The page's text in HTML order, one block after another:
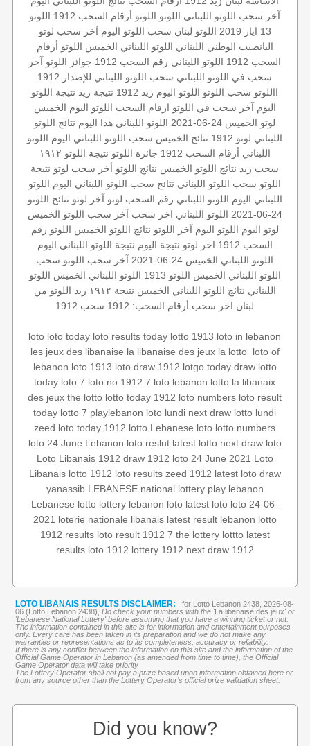
آخر سحب اللوتو اللبناني اللوتو اللوتو أرقام السحب 1912
اللوتو
13 ايار 2019
اللوتو لبنان سحب اللوتو اليوم آخر سحب لوتو
اليانصيب الوطني اللبناني اللوتو اللبناني الخميس اللوتو أرقام
السحب 1912
اللوتو اللبناني رقم السحب 1912 جوائز اللوتو آخر
سحب في اللوتو اللبناني سحب اللوتو اللبناني للإصدار 1912
االلوتو سحب اللوتو اللوتو اليوم زيد 1912 نتيجة زيد نتيجة اللوتو
اليوم آخر سحب في اللوتو ارقام السحب اللوتو اليوم الخميس
لوتو الخميس 24-06-2021
اللوتو اللبناني هذا اليوم نتائج اللوتو
اللبناني لوتو 1912 نتائج الخميس سحب اللوتو اللبناني اليوم اللوتو
اللبناني أرقام السحب 1912
جائزة اللوتو نتيجة اللوتو ١٩١٢
سحب زيد نتائج اللوتو الخميس نتائج اللوتو أخر سحب لوتو نتيجة
اللوتو سحب اللوتو اللبناني نتائج سحب اللوتو اللبناني اليوم اللوتو
اللبناني اليوم اللوتو اللبناني رقم السحب لوتو آخر لوتو نتائج اللوتو
24-06-2021
اللوتو اللبناني اخر سحب آخر سحب اللوتو الخميس
لوتو اليوم اللوتو اليوم آخر اللوتو نتائج اللوتو الخميس اللوتو رقم
السحب 1912
اخر لوتو نتيجة اليوم نتيجة اللوتو اللبناني اليوم
اللوتو اللبناني الخميس 24-06-2021
آخر سحب اللوتو سحب
اللوتو اللبناني الخميس اللوتو 1913 اللوتو اللبناني الخميس اللوتو
اللبناني نتائج اللوتو اللبناني الخميس نتيجة ١٩١٢ زيد اللوتو من
لبنان اخر سحب أرقام السحب: 1912 سحب 1912
loto loto today loto results today lotto 1913 loto in lebanon
les jeux des libanaise la libanaise des jeux la lotto loto of
lebanon loto 1913 loto draw 1912 lotgo today draw lotto
today loto 7 loto no 1912 7 loto lebanon lotto la libanaix
des jeux the lotto lotto today 1912 loto numbers loto result
today lotto 7 playlebanon loto lundi next draw lotto lundi
zeed loto today 1912 lotto Lebanese loto lotto numbers
loto 24 June Lebanon loto reslut latest lotto next draw loto
Loto Libanais 1912 draw 1912 loto 24 June 2021 Loto
Libanais lotto 1912 loto results zeed 1912 latest loto draw
yanassib LEBANESE national lottery play lebanon
Lebanese lotto lottery lebanon loto latest loto loto 24-06-
2021 loterie nationale libanais latest result lebanon lotto
1912 results loto result 1912 7 the lottery lottto latest
results loto 1912 lottery 1912 next draw 1912
LOTO LIBANAIS RESULTS DISCLAIMER:
for Lotto Lebanon 2438, 2026-08-
06 (Lotto Lebanon 2438), Do check your numbers with the 'La libanaise des jeux' or
'Lebanese National Lottery' before assuming that you have a winning ticket or not.
The information contained in this site is for information and entertainment purposes
only. Every care has been taken in its preparation and we do not make any
warranties or representations as to its completeness, accuracy or reliability.
If there is any conflict between the information on this site and the information of the
Official Game Operator in Lebanon (as amended from time to time), the Official
Game Operator data will take priority
The Lottery Operator shall not pay a prize based upon information obtained here or
from any source other than the Lottery Operator’s official prize validation sheet.
Did you know?